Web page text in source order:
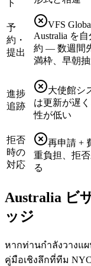
ト
予
約・
提出
VFS
Australia を
約 — 数週間
満枠、早朝
進捗
追跡
大使館シ
は更新が遅
性が低い
拒否
時の
対応
再申請 +
重負担、拒
る
Australia ビ
ッジ
หากท่านกำลังวางแ
คู่มือเชิงลึกที่ทีม